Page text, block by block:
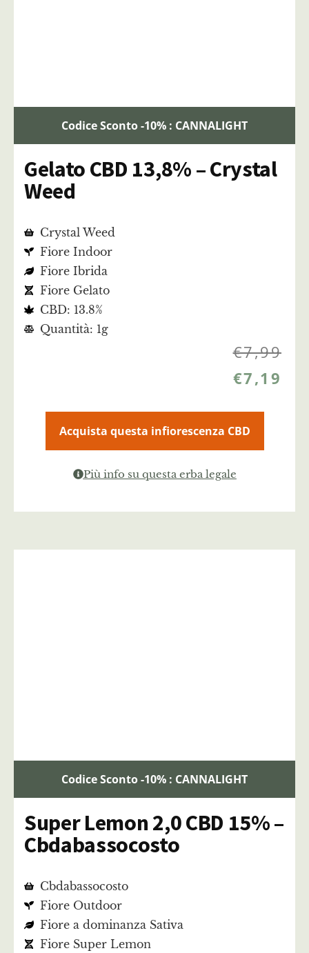
Codice Sconto -10% : CANNALIGHT
Gelato CBD 13,8% – Crystal
Weed
Crystal Weed
Fiore Indoor
Fiore Ibrida
Fiore Gelato
CBD: 13.8%
Quantità: 1g
€7,99
€7,19
Acquista questa infiorescenza CBD
Più info su questa erba legale
Codice Sconto -10% : CANNALIGHT
Super Lemon 2,0 CBD 15% –
Cbdabassocosto
Cbdabassocosto
Fiore Outdoor
Fiore a dominanza Sativa
Fiore Super Lemon